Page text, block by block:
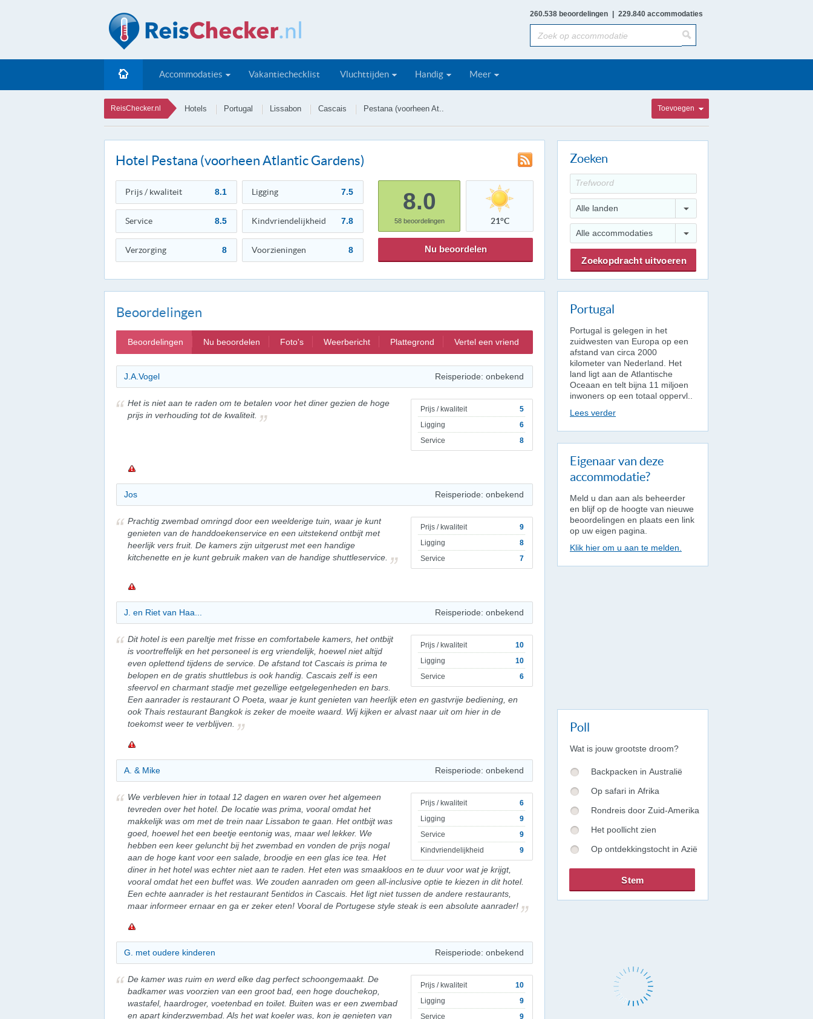
260.538 beoordelingen 229.840 accommodaties
Accommodaties Vakantiechecklist Vluchttijden Handig Meer
ReisChecker.nl Hotels Portugal Lissabon Cascais Pestana (voorheen At.. Toevoegen
Hotel Pestana (voorheen Atlantic Gardens)
Prijs / kwaliteit 8.1 Ligging 7.5
Service 8.5 Kindvriendelijkheid 7.8
Verzorging 8 Voorzieningen 8
8.0
58beoordelingen 21°C
Nu beoordelen
Beoordelingen
Beoordelingen Nu beoordelen Foto's Weerbericht Plattegrond Vertel een vriend
J.A.Vogel Reisperiode: onbekend
Prijs / kwaliteit
5
Ligging
6
Service
8
Het is niet aan te raden om te betalen voor het diner gezien de hoge
prijs in verhouding tot de kwaliteit.
Jos Reisperiode: onbekend
Prijs / kwaliteit
9
Ligging
8
Service
7
Prachtig zwembad omringd door een weelderige tuin, waar je kunt
genieten van de handdoekenservice en een uitstekend ontbijt met
heerlijk vers fruit. De kamers zijn uitgerust met een handige
kitchenette en je kunt gebruik maken van de handige shuttleservice.
J. en Riet van Haa... Reisperiode: onbekend
Prijs / kwaliteit
10
Ligging
10
Service
6
Dit hotel is een pareltje met frisse en comfortabele kamers, het ontbijt
is voortreffelijk en het personeel is erg vriendelijk, hoewel niet altijd
even oplettend tijdens de service. De afstand tot Cascais is prima te
belopen en de gratis shuttlebus is ook handig. Cascais zelf is een
sfeervol en charmant stadje met gezellige eetgelegenheden en bars.
Een aanrader is restaurant O Poeta, waar je kunt genieten van heerlijk eten en gastvrije bediening, en
ook Thais restaurant Bangkok is zeker de moeite waard. Wij kijken er alvast naar uit om hier in de
toekomst weer te verblijven.
A. & Mike Reisperiode: onbekend
Prijs / kwaliteit
6
Ligging
9
Service
9
Kindvriendelijkheid
9
We verbleven hier in totaal 12 dagen en waren over het algemeen
tevreden over het hotel. De locatie was prima, vooral omdat het
makkelijk was om met de trein naar Lissabon te gaan. Het ontbijt was
goed, hoewel het een beetje eentonig was, maar wel lekker. We
hebben een keer geluncht bij het zwembad en vonden de prijs nogal
aan de hoge kant voor een salade, broodje en een glas ice tea. Het
diner in het hotel was echter niet aan te raden. Het eten was smaakloos en te duur voor wat je krijgt,
vooral omdat het een buffet was. We zouden aanraden om geen all-inclusive optie te kiezen in dit hotel.
Een echte aanrader is het restaurant 5entidos in Cascais. Het ligt niet tussen de andere restaurants,
maar informeer ernaar en ga er zeker eten! Vooral de Portugese style steak is een absolute aanrader!
G. met oudere kinderen Reisperiode: onbekend
Prijs / kwaliteit
10
Ligging
9
Service
9
De kamer was ruim en werd elke dag perfect schoongemaakt. De
badkamer was voorzien van een groot bad, een hoge douchekop,
wastafel, haardroger, voetenbad en toilet. Buiten was er een zwembad
en apart kinderzwembad. Als het wat koeler was, kon je genieten van
Zoeken
Alle landen
Alle accommodaties
Portugal
Portugal is gelegen in het
zuidwesten van Europa op een
afstand van circa 2000
kilometer van Nederland. Het
land ligt aan de Atlantische
Oceaan en telt bijna 11 miljoen
inwoners op een totaal oppervl..
Lees verder
Eigenaar van deze
accommodatie?
Meld u dan aan als beheerder
en blijf op de hoogte van nieuwe
beoordelingen en plaats een link
op uw eigen pagina.
Klik hier om u aan te melden.
Poll
Wat is jouw grootste droom?
Backpacken in Australië
Op safari in Afrika
Rondreis door Zuid-Amerika
Het poollicht zien
Op ontdekkingstocht in Azië